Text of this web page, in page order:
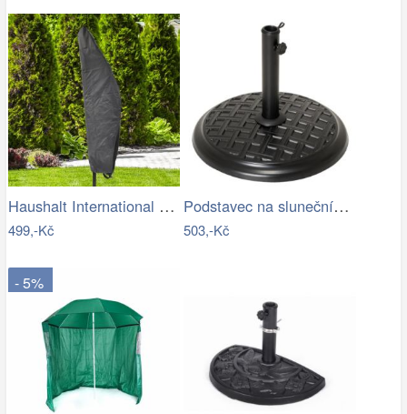
Haushalt International Ochranný obal na…
499,-Kč
Podstavec na slunečník, kulatý, 15 kg
503,-Kč
- 5%